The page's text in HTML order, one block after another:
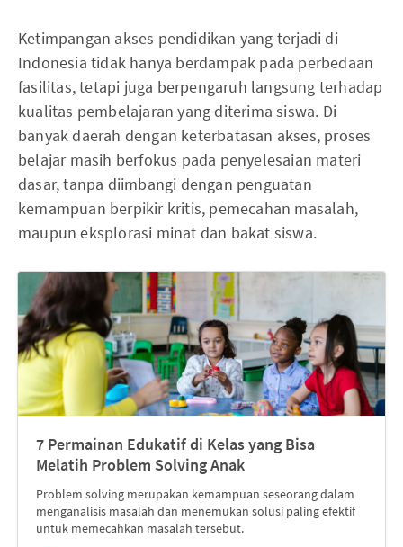
Ketimpangan akses pendidikan yang terjadi di
Indonesia tidak hanya berdampak pada perbedaan
fasilitas, tetapi juga berpengaruh langsung terhadap
kualitas pembelajaran yang diterima siswa. Di
banyak daerah dengan keterbatasan akses, proses
belajar masih berfokus pada penyelesaian materi
dasar, tanpa diimbangi dengan penguatan
kemampuan berpikir kritis, pemecahan masalah,
maupun eksplorasi minat dan bakat siswa.
7 Permainan Edukatif di Kelas yang Bisa
Melatih Problem Solving Anak
Problem solving merupakan kemampuan seseorang dalam
menganalisis masalah dan menemukan solusi paling efektif
untuk memecahkan masalah tersebut.